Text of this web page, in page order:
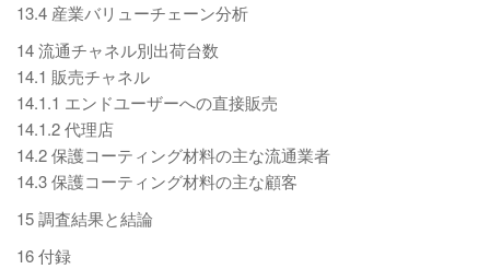
13.4 産業バリューチェーン分析
14 流通チャネル別出荷台数
14.1 販売チャネル
14.1.1 エンドユーザーへの直接販売
14.1.2 代理店
14.2 保護コーティング材料の主な流通業者
14.3 保護コーティング材料の主な顧客
15 調査結果と結論
16 付録